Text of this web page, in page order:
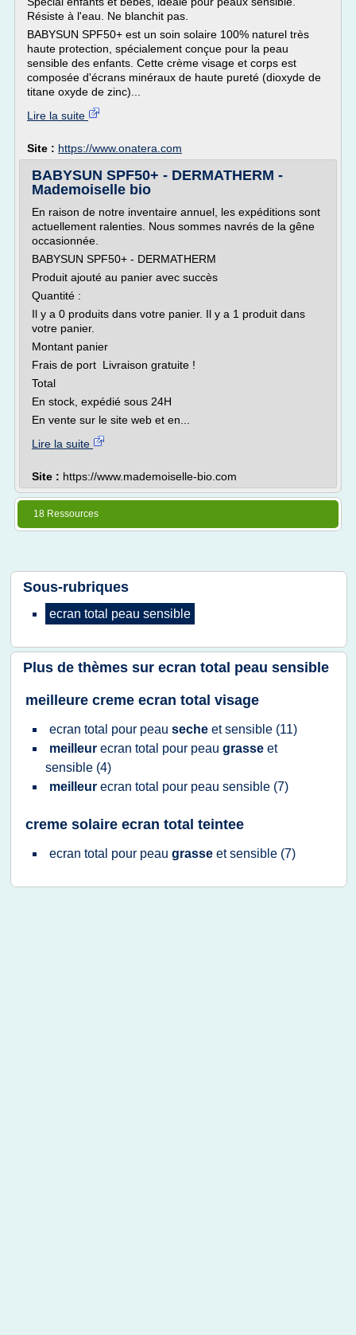
Résiste à l'eau. Ne blanchit pas.
BABYSUN SPF50+ est un soin solaire 100% naturel très
haute protection, spécialement conçue pour la peau
sensible des enfants. Cette crème visage et corps est
composée d'écrans minéraux de haute pureté (dioxyde de
titane oxyde de zinc)...
Lire la suite
Site : https://www.onatera.com
BABYSUN SPF50+ - DERMATHERM -
Mademoiselle bio
En raison de notre inventaire annuel, les expéditions sont
actuellement ralenties. Nous sommes navrés de la gêne
occasionnée.
BABYSUN SPF50+ - DERMATHERM
Produit ajouté au panier avec succès
Quantité :
Il y a 0 produits dans votre panier. Il y a 1 produit dans
votre panier.
Montant panier
Frais de port Livraison gratuite !
Total
En stock, expédié sous 24H
En vente sur le site web et en...
Lire la suite
Site : https://www.mademoiselle-bio.com
18 Ressources
Sous-rubriques
ecran total peau sensible
Plus de thèmes sur ecran total peau sensible
meilleure creme ecran total visage
ecran total pour peau seche etsensible (11)
meilleur ecran total pour peau grasse et
sensible (4)
meilleur ecran total pour peau sensible (7)
creme solaire ecran total teintee
ecran total pour peau grasse etsensible (7)